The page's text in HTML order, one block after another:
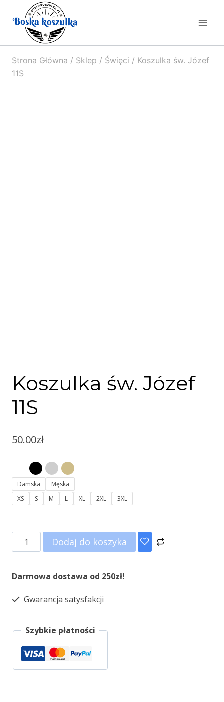
Strona Główna / Sklep / Święci / Koszulka św. Józef
11S
Koszulka św. Józef
11S
50.00zł
Damska
Męska
XS
S M L XL 2XL 3XL
Dodaj do koszyka
Darmowa dostawa od 250zł!
Gwarancja satysfakcji
Szybkie płatności